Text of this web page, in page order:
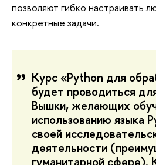
позволяют гибко настраивать
конкретные задачи.
Курс «Python для
будет проводиться
Вышки, желающих
использованию языка
своей
деятельности